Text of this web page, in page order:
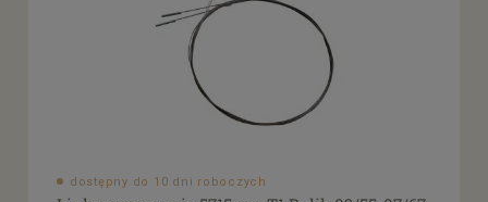
dostępny do 10 dni roboczych